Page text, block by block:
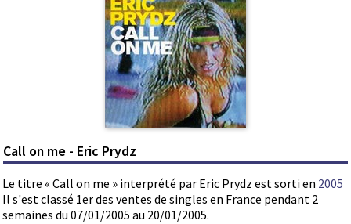
Call on me - Eric Prydz
Le titre « Call on me » interprété par Eric Prydz est sorti en 2005
Il s'est classé 1er des ventes de singles en France pendant 2
semaines du 07/01/2005 au 20/01/2005.